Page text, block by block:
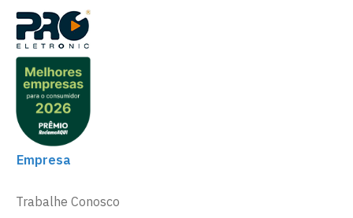
Empresa
Trabalhe Conosco